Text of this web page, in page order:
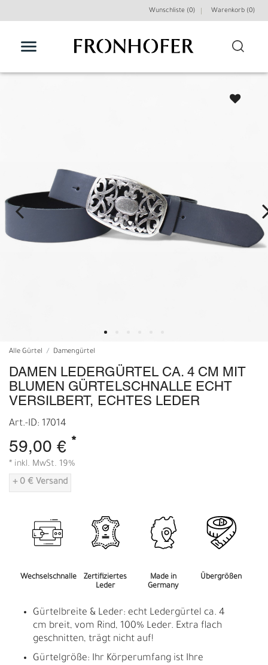
Wunschliste (0) Warenkorb (0)
Alle Gürtel Damengürtel
DAMEN LEDERGÜRTEL CA. 4 CM MIT
BLUMEN GÜRTELSCHNALLE ECHT
VERSILBERT, ECHTES LEDER
Art.-ID: 17014
59,00 € *
* inkl. MwSt. 19%
+ 0 € Versand
Wechselschnalle
Zertifiziertes
Leder
Made in
Germany
Übergrößen
Gürtelbreite & Leder: echt Ledergürtel ca. 4
cm breit, vom Rind, 100% Leder. Extra flach
geschnitten, trägt nicht auf!
Gürtelgröße: Ihr Körperumfang ist Ihre